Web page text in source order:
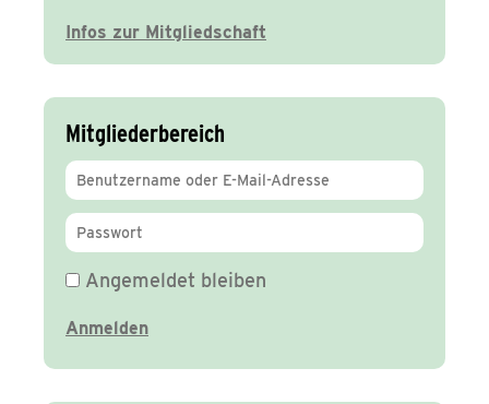
Infos zur Mitgliedschaft
Mitgliederbereich
Angemeldet bleiben